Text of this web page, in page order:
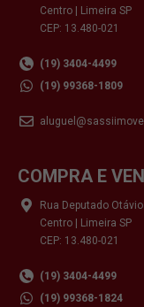
Centro | Limeira SP
CEP: 13.480-021
(19) 3404-4499
(19) 99368-1809
COMPRA E
Rua Deputado
Centro | Limeira SP
CEP: 13.480-021
(19) 3404-4499
(19) 99368-1824